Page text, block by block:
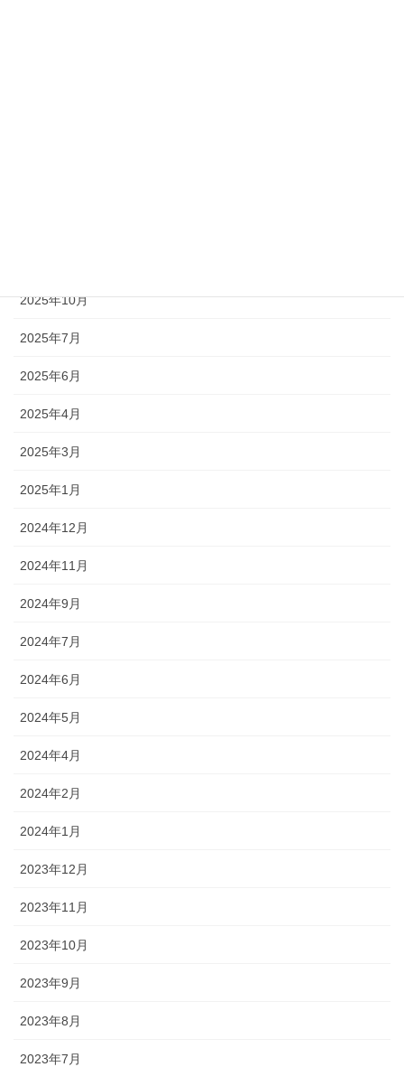
2025年10月
2025年7月
2025年6月
2025年4月
2025年3月
2025年1月
2024年12月
2024年11月
2024年9月
2024年7月
2024年6月
2024年5月
2024年4月
2024年2月
2024年1月
2023年12月
2023年11月
2023年10月
2023年9月
2023年8月
2023年7月